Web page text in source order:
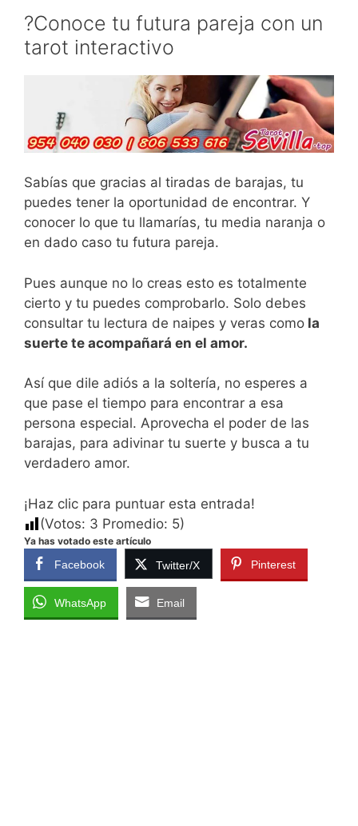
?Conoce tu futura pareja con un
tarot interactivo
Sabías que gracias al tiradas de barajas, tu
puedes tener la oportunidad de encontrar. Y
conocer lo que tu llamarías, tu media naranja o
en dado caso tu futura pareja.
Pues aunque no lo creas esto es totalmente
cierto y tu puedes comprobarlo. Solo debes
consultar tu lectura de naipes y veras como la
suerte te acompañará en el amor.
Así que dile adiós a la soltería, no esperes a
que pase el tiempo para encontrar a esa
persona especial. Aprovecha el poder de las
barajas, para adivinar tu suerte y busca a tu
verdadero amor.
¡Haz clic para puntuar esta entrada!
(Votos: 3 Promedio: 5)
Ya has votado este artículo
Facebook Twitter/X Pinterest
WhatsApp Email